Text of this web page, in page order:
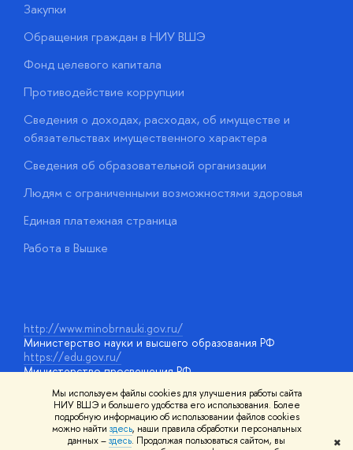
Мы используем файлы cookies для улучшения работы сайта
НИУ ВШЭ и большего удобства его использования. Более
подробную информацию об использовании файлов cookies
можно найти здесь, наши правила обработки персональных
данных –здесь. Продолжая пользоваться сайтом, вы
✖
Закупки
Обращения граждан в НИУ ВШЭ
Фонд целевого капитала
Противодействие коррупции
Сведения о доходах, расходах, об имуществе и
обязательствах имущественного характера
Сведения об образовательной организации
Людям с ограниченными возможностями здоровья
Единая платежная страница
Работа в Вышке
http://www.minobrnauki.gov.ru/
Министерство науки и высшего образования РФ
https://edu.gov.ru/
Министерство просвещения РФ
https://elearning.hse.ru/mooc
Массовые открытые онлайн-курсы
© НИУ ВШЭ 1993–2026 Адреса и контактыУсловия